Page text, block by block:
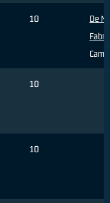
10
De
10
10